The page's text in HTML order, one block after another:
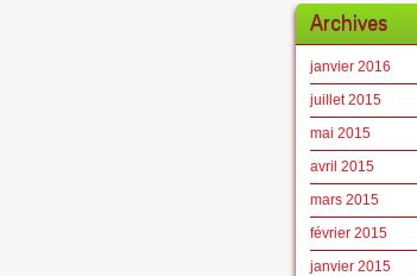
Archives
janvier 2016
juillet 2015
mai 2015
avril 2015
mars 2015
février 2015
janvier 2015